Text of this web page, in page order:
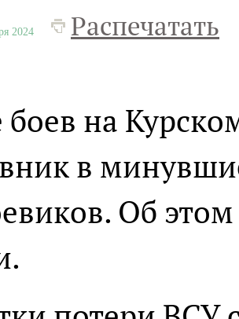
2024 Распечатать
боев на
в
Об